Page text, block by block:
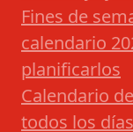
Fines de
calendario
planificarlos
Calendario
todos los